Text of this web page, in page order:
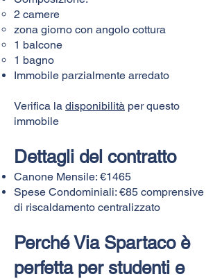
2 camere
zona giorno con angolo cottura
1 balcone
1 bagno
Immobile parzialmente arredato
Verifica la disponibilità per questo
immobile
Dettagli del contratto
Canone Mensile: €1465
Spese Condominiali: €85 comprensive
di riscaldamento centralizzato
Perché Via Spartaco è
perfetta per studenti e